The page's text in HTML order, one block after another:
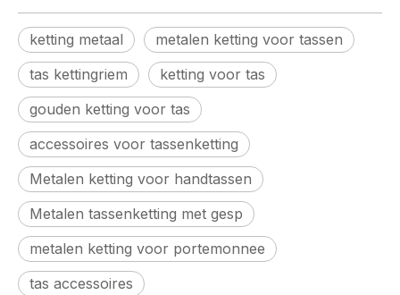
ketting metaal
metalen ketting voor tassen
tas kettingriem
ketting voor tas
gouden ketting voor tas
accessoires voor tassenketting
Metalen ketting voor handtassen
Metalen tassenketting met gesp
metalen ketting voor portemonnee
tas accessoires